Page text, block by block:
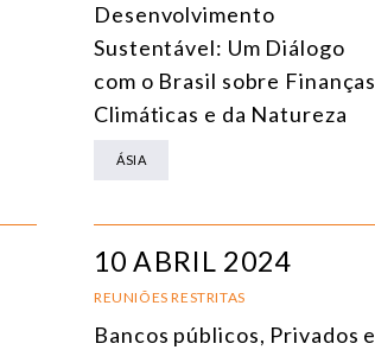
Desenvolvimento
Sustentável: Um Diálogo
com o Brasil sobre Finanças
Climáticas e da Natureza
ÁSIA
10 ABRIL 2024
REUNIÕES RESTRITAS
Bancos públicos, Privados e